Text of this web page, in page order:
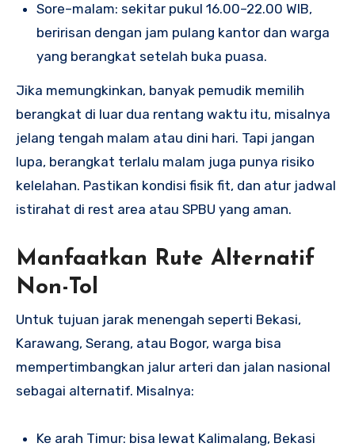
Sore–malam: sekitar pukul 16.00–22.00 WIB,
beririsan dengan jam pulang kantor dan warga
yang berangkat setelah buka puasa.
Jika memungkinkan, banyak pemudik memilih
berangkat di luar dua rentang waktu itu, misalnya
jelang tengah malam atau dini hari. Tapi jangan
lupa, berangkat terlalu malam juga punya risiko
kelelahan. Pastikan kondisi fisik fit, dan atur jadwal
istirahat di rest area atau SPBU yang aman.
Manfaatkan Rute Alternatif
Non-Tol
Untuk tujuan jarak menengah seperti Bekasi,
Karawang, Serang, atau Bogor, warga bisa
mempertimbangkan jalur arteri dan jalan nasional
sebagai alternatif. Misalnya:
Ke arah Timur: bisa lewat Kalimalang, Bekasi